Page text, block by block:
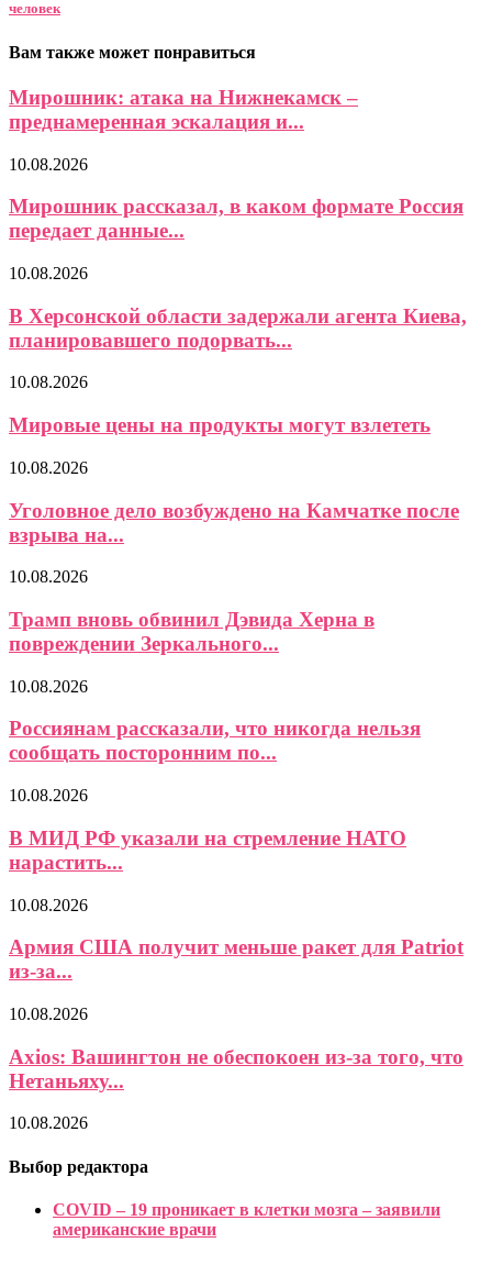
человек
Вам также может понравиться
Мирошник: атака на Нижнекамск –
преднамеренная эскалация и...
10.08.2026
Мирошник рассказал, в каком формате Россия
передает данные...
10.08.2026
В Херсонской области задержали агента Киева,
планировавшего подорвать...
10.08.2026
Мировые цены на продукты могут взлететь
10.08.2026
Уголовное дело возбуждено на Камчатке после
взрыва на...
10.08.2026
Трамп вновь обвинил Дэвида Херна в
повреждении Зеркального...
10.08.2026
Россиянам рассказали, что никогда нельзя
сообщать посторонним по...
10.08.2026
В МИД РФ указали на стремление НАТО
нарастить...
10.08.2026
Армия США получит меньше ракет для Patriot
из-за...
10.08.2026
Axios: Вашингтон не обеспокоен из-за того, что
Нетаньяху...
10.08.2026
Выбор редактора
COVID – 19 проникает в клетки мозга – заявили
американские врачи